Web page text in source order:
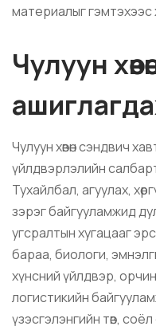
материалыг гэмтэхээс
Чулуун
Чулуун хөвөн сэндвич
үйлдвэрлэлийн салбарт
Тухайлбал, агуулах,
зэрэг байгууламжид
угсралтын хугацааг
бараа, биологи,
хүнсний үйлдвэр, орчин
логистикийн
үзэсгэлэнгийн төв,